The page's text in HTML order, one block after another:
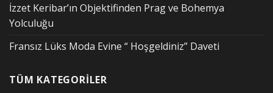
İzzet Keribar’ın Objektifinden Prag ve Bohemya
Yolculuğu
Fransız Lüks Moda Evine “ Hoşgeldiniz” Daveti
TÜM KATEGORİLER